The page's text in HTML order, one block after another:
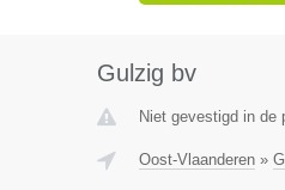
Gulzig bv
Niet gevestigd in de
Oost-Vlaanderen»